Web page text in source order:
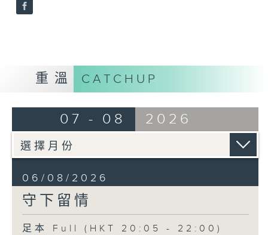
重溫 CATCHUP
07 - 08 2026
06/08/2026
守下留情
足本 Full (HKT 20:05 - 22:00)